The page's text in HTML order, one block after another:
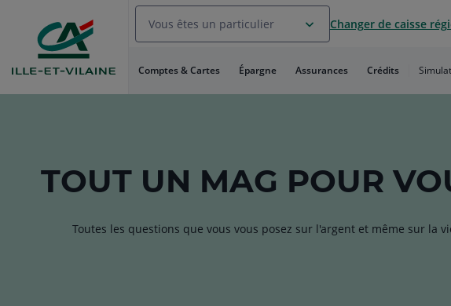
Menu
Aller au
Contenu
Vous êtes un particulier Changer de caisse
Comptes & Cartes Épargne Assurances Crédits
TOUT UN MAG POUR
Toutes les questions que vous vous posez sur l'argent et même sur la